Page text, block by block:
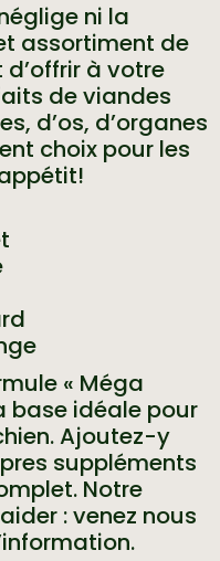
ni la
assortiment de
à votre
de viandes
d’os, d’organes
choix pour les
« Méga
base idéale pour
Ajoutez-y
suppléments
Notre
: venez nous